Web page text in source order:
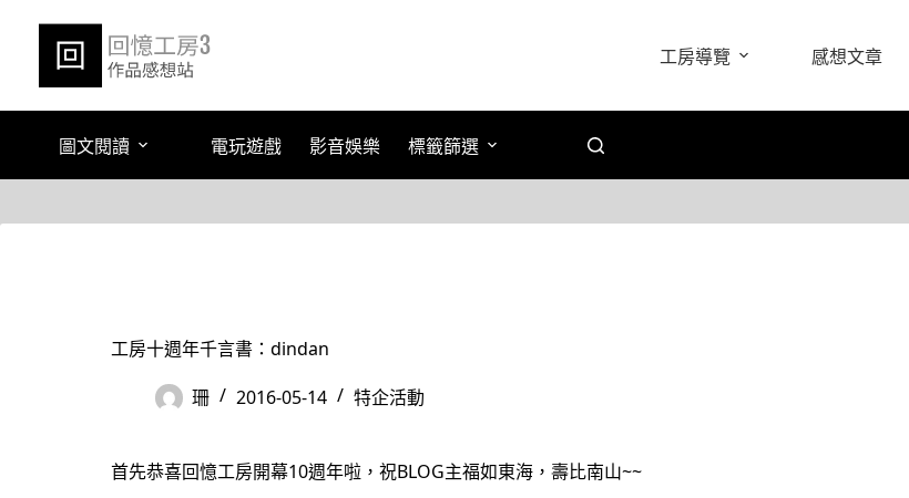
工房導覽 感想文章
圖文閱讀 電玩遊戲 影音娛樂 標籤篩選
工房十週年千言書：dindan
珊
2016-05-14 特企活動
首先恭喜回憶工房開幕10週年啦，祝BLOG主福如東海，壽比南山~~